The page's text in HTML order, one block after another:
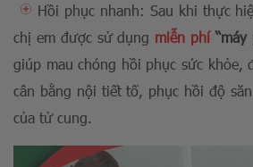
Hồi phục nhanh: Sau khi thực
chị em được sử dụng miễn phí
giúp mau chóng hồi phục sức khỏe,
cân bằng nội tiết tố, phục hồi độ
của tử cung.